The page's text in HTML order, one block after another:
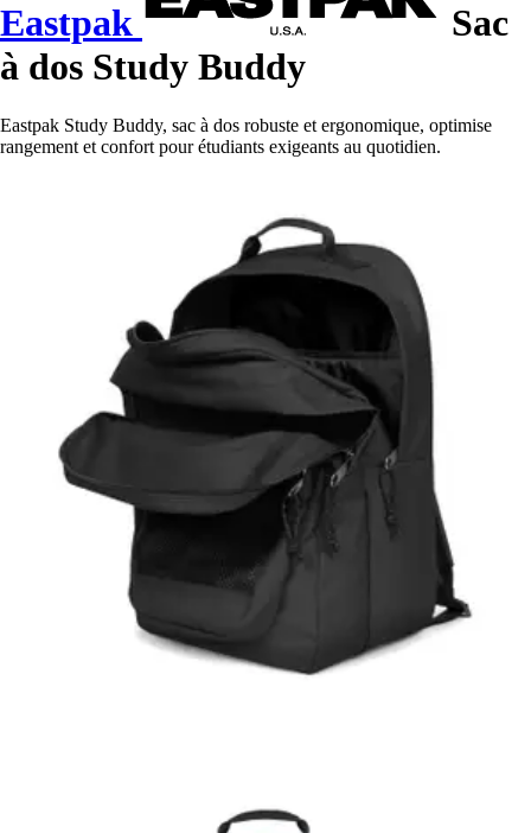
Eastpak
Sac
à dos Study Buddy
Eastpak Study Buddy, sac à dos robuste et ergonomique, optimise
rangement et confort pour étudiants exigeants au quotidien.